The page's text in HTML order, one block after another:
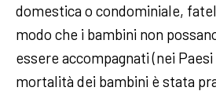
domestica o condominiale,
modo che i bambini non
essere accompagnati (nei
mortalità dei bambini è stata